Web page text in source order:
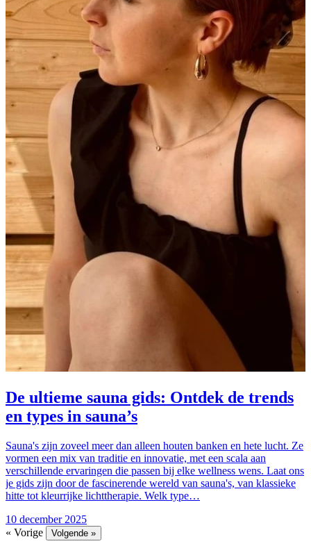
De ultieme sauna gids: Ontdek de trends
en types in sauna’s
Sauna's zijn zoveel meer dan alleen houten banken en hete lucht. Ze
vormen een mix van traditie en innovatie, met een scala aan
verschillende ervaringen die passen bij elke wellness wens. Laat ons
je gids zijn door de fascinerende wereld van sauna's, van klassieke
hitte tot kleurrijke lichttherapie. Welk type…
10 december 2025
« Vorige
Volgende »